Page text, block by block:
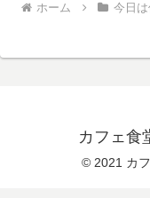
ホーム 今日
カフェ食
© 2021 カ